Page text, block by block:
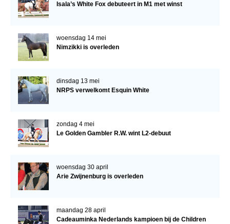
Isala’s White Fox debuteert in M1 met winst
woensdag 14 mei
Nimzikki is overleden
dinsdag 13 mei
NRPS verwelkomt Esquin White
zondag 4 mei
Le Golden Gambler R.W. wint L2-debuut
woensdag 30 april
Arie Zwijnenburg is overleden
maandag 28 april
Cadeauminka Nederlands kampioen bij de Children